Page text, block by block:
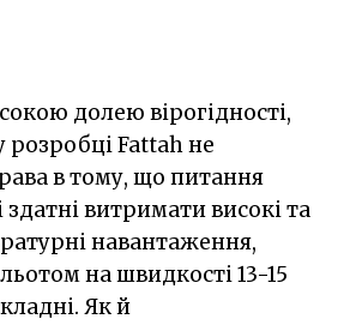
долею вірогідності,
розробці Fattah не
в тому, що питання
здатні витримати високі та
навантаження,
на швидкості 13-15
Як й